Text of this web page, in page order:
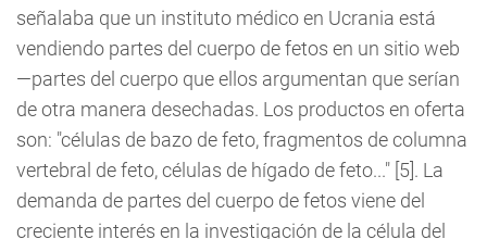
señalaba que un instituto médico en Ucrania está
vendiendo partes del cuerpo de fetos en un sitio web
—partes del cuerpo que ellos argumentan que serían
de otra manera desechadas. Los productos en oferta
son: "células de bazo de feto, fragmentos de columna
vertebral de feto, células de hígado de feto..." [5]. La
demanda de partes del cuerpo de fetos viene del
creciente interés en la investigación de la célula del